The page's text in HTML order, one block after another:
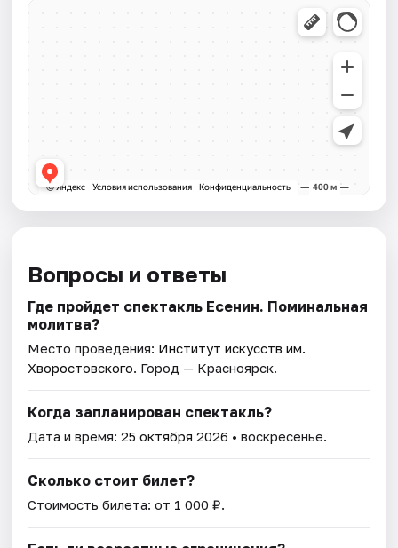
Вопросы и ответы
Где пройдет спектакль Есенин. Поминальная
молитва?
Место проведения: Институт искусств им.
Хворостовского. Город — Красноярск.
Когда запланирован спектакль?
Дата и время:25 октября 2026 • воскресенье.
Сколько стоит билет?
Стоимость билета: от 1 000 ₽.